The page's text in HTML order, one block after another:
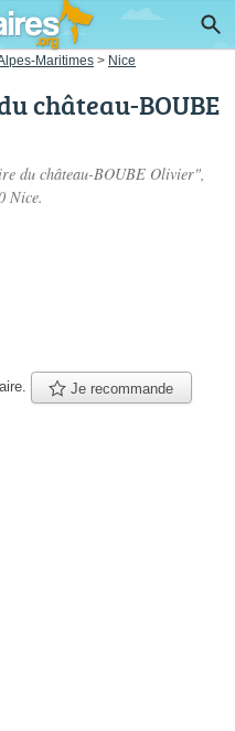
Maritimes > Nice
château-BOUBE
du château-BOUBE Olivier",
Nice.
Je recommande